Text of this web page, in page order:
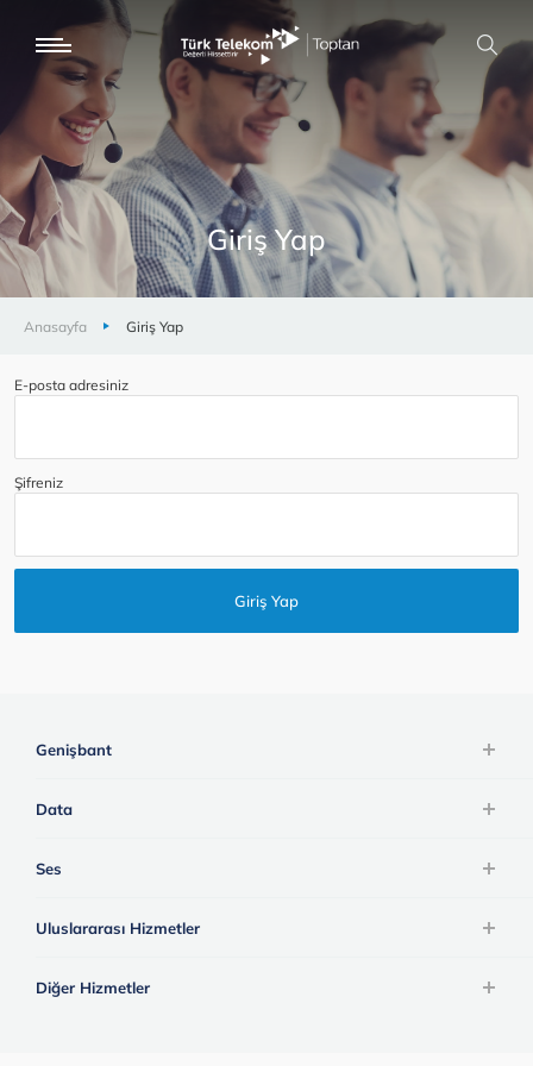
Giriş Yap
Anasayfa Giriş Yap
E-posta adresiniz
Şifreniz
Giriş Yap
Genişbant
Data
Ses
Uluslararası Hizmetler
Diğer Hizmetler